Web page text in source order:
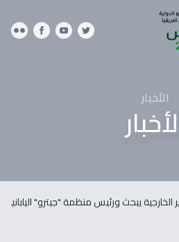
الأخبار
الخارجية يبحث ورئيس منظمة "جيترو"